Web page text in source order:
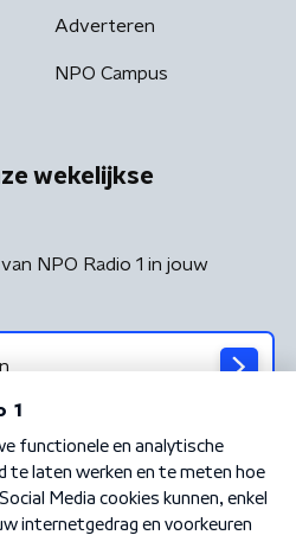
Adverteren
NPO Campus
wekelijkse
NPO Radio 1 in jouw